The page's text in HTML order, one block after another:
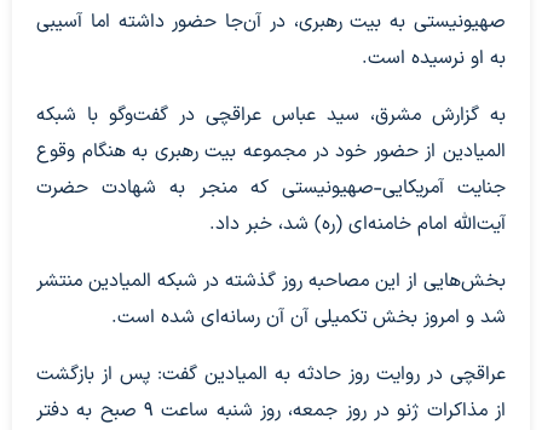
صهیونیستی به بیت رهبری، در آن‌جا حضور داشته اما آسیبی
به او نرسیده است.
به گزارش مشرق، سید عباس عراقچی در گفت‌وگو با شبکه
المیادین از حضور خود در مجموعه بیت رهبری به هنگام وقوع
جنایت آمریکایی-صهیونیستی که منجر به شهادت حضرت
آیت‌الله امام خامنه‌ای (ره) شد، خبر داد.
بخش‌هایی از این مصاحبه روز گذشته در شبکه المیادین منتشر
شد و امروز بخش تکمیلی آن آن رسانه‌ای شده است.
عراقچی در روایت روز حادثه به المیادین گفت: پس از بازگشت
از مذاکرات ژنو در روز جمعه، روز شنبه ساعت ۹ صبح به دفتر